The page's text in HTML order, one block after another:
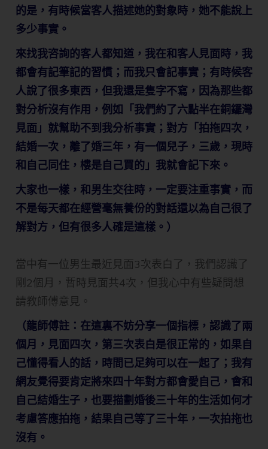
的是，有時候當客人描述她的對象時，她不能說上
多少事實。
來找我咨詢的客人都知道，我在和客人見面時，我
都會有記筆記的習慣；而我只會記事實；有時候客
人說了很多東西，但我還是隻字不寫，因為那些都
對分析沒有作用，例如「我們約了六點半在銅鑼灣
見面」就幫助不到我分析事實；對方「拍拖四次，
結婚一次，離了婚三年，有一個兒子，三歲，現時
和自己同住，樓是自己買的」我就會記下來。
大家也一樣，和男生交往時，一定要注重事實，而
不是每天都在經營毫無養份的對話還以為自己很了
解對方，但有很多人確是這樣。）
當中有一位男生最近見面3次表白了，我們認識了
剛2個月，暫時見面共4次，但我心中有些疑問想
請教師傅意見。
（龍師傅註：在這裏不妨分享一個指標，認識了兩
個月，見面四次，第三次表白是很正常的，如果自
己懂得看人的話，時間已足夠可以在一起了；我有
網友覺得要肯定將來四十年對方都會愛自己，會和
自己結婚生子，也要描劃婚後三十年的生活如何才
考慮答應拍拖，結果自己等了三十年，一次拍拖也
沒有。